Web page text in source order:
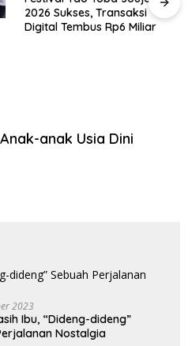
2026 Sukses, Transaksi
Digital Tembus Rp6 Miliar
anak Usia Dini
2023
Ibu, “Dideng-dideng”
Nostalgia